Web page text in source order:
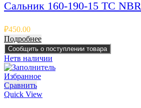
Сальник 160-190-15 TC NBR
₽450.00
Подробнее
Сообщить о поступлении товара
Нетв наличии
Избранное
Сравнить
Quick View